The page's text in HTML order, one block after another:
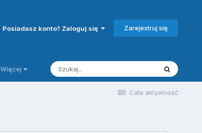
Posiadasz konto? Zaloguj się Zarejestruj się
Więcej
Cała aktywność